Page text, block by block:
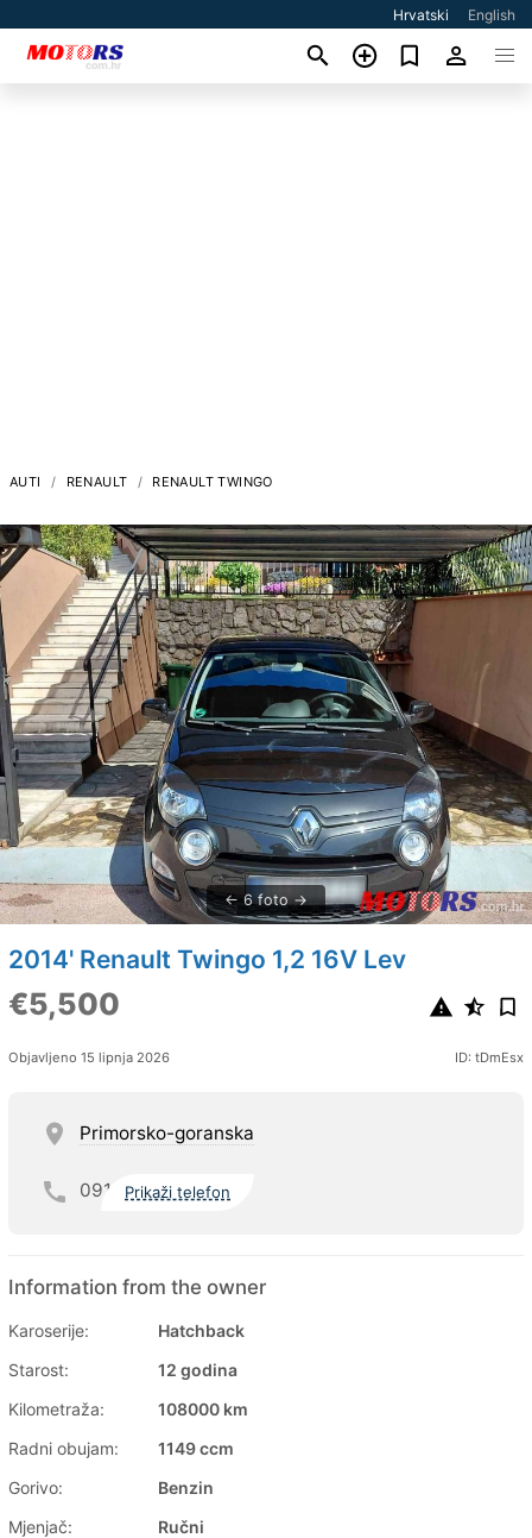
Hrvatski English
AUTI RENAULT RENAULT TWINGO
6 foto
2014' Renault Twingo 1,2 16V Lev
€5,500
Objavljeno 15 lipnja 2026 ID: tDmEsx
Primorsko-goranska
091 Prikaži telefon
Information from the owner
Karoserije:
Hatchback
Starost:
12 godina
Kilometraža:
108000 km
Radni obujam:
1149 ccm
Gorivo:
Benzin
Mjenjač:
Ručni